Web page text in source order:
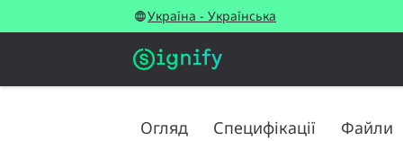
Україна - Українська
Огляд Специфікації Файли